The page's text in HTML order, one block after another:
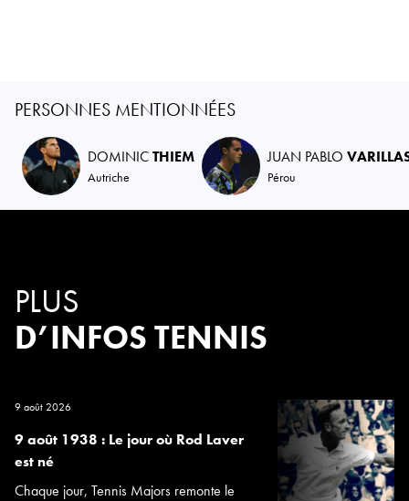
PERSONNES MENTIONNÉES
DOMINICTHIEM
Autriche
JUAN PABLO
Pérou
PLUS
D’INFOS TENNIS
9 août 2026
9 août 1938 : Le jour où Rod Laver
est né
Chaque jour, Tennis Majors remonte le